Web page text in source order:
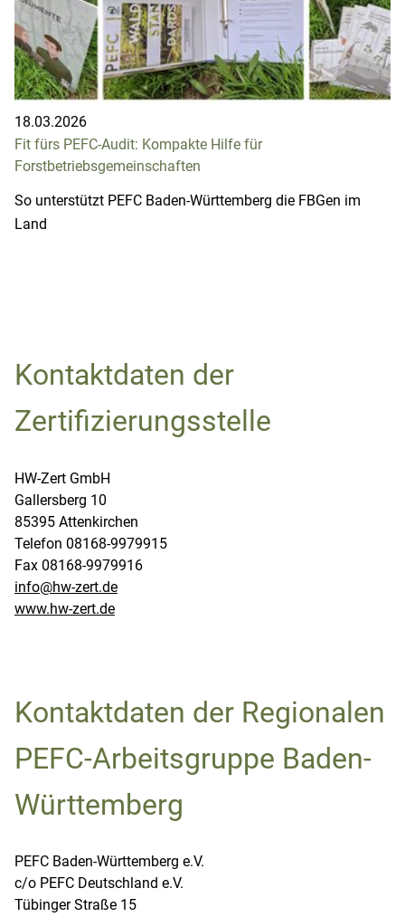
18.03.2026
Fit fürs PEFC-Audit: Kompakte Hilfe für
Forstbetriebsgemeinschaften
So unterstützt PEFC Baden-Württemberg die FBGen im
Land
Kontaktdaten der
Zertifizierungsstelle
HW-Zert GmbH
Gallersberg 10
85395 Attenkirchen
Telefon 08168-9979915
Fax 08168-9979916
info@hw-zert.de
www.hw-zert.de
Kontaktdaten der Regionalen
PEFC-Arbeitsgruppe Baden-
Württemberg
PEFC Baden-Württemberg e.V.
c/o PEFC Deutschland e.V.
Tübinger Straße 15